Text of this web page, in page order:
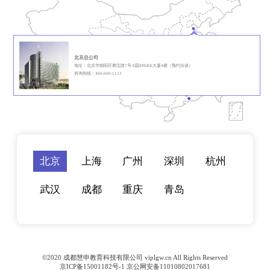
北京总公司
地址：北京市朝阳区雅宝路7号 E园EPARK大厦4楼（预约洽谈）
咨询热线：400-600-1123
北京 上海 广州 深圳 杭州
武汉 成都 重庆 青岛
©2020 成都慧申教育科技有限公司 viplgw.cn All Rights Reserved
京ICP备15001182号-1 京公网安备11010802017681